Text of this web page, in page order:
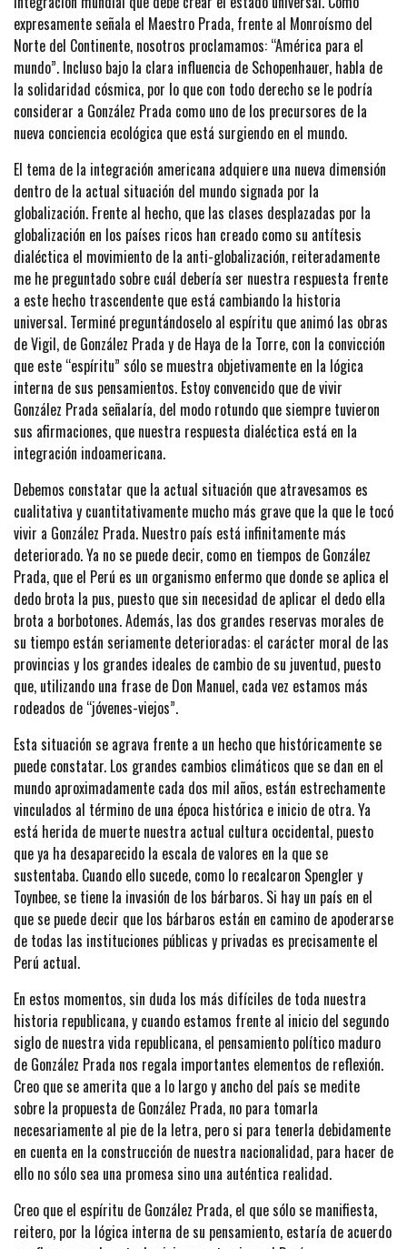
expresamente señala el Maestro Prada, frente al Monroísmo del
Norte del Continente, nosotros proclamamos: “América para el
mundo”. Incluso bajo la clara influencia de Schopenhauer, habla de
la solidaridad cósmica, por lo que con todo derecho se le podría
considerar a González Prada como uno de los precursores de la
nueva conciencia ecológica que está surgiendo en el mundo.
El tema de la integración americana adquiere una nueva dimensión
dentro de la actual situación del mundo signada por la
globalización. Frente al hecho, que las clases desplazadas por la
globalización en los países ricos han creado como su antítesis
dialéctica el movimiento de la anti-globalización, reiteradamente
me he preguntado sobre cuál debería ser nuestra respuesta frente
a este hecho trascendente que está cambiando la historia
universal. Terminé preguntándoselo al espíritu que animó las obras
de Vigil, de González Prada y de Haya de la Torre, con la convicción
que este “espíritu” sólo se muestra objetivamente en la lógica
interna de sus pensamientos. Estoy convencido que de vivir
González Prada señalaría, del modo rotundo que siempre tuvieron
sus afirmaciones, que nuestra respuesta dialéctica está en la
integración indoamericana.
Debemos constatar que la actual situación que atravesamos es
cualitativa y cuantitativamente mucho más grave que la que le tocó
vivir a González Prada. Nuestro país está infinitamente más
deteriorado. Ya no se puede decir, como en tiempos de González
Prada, que el Perú es un organismo enfermo que donde se aplica el
dedo brota la pus, puesto que sin necesidad de aplicar el dedo ella
brota a borbotones. Además, las dos grandes reservas morales de
su tiempo están seriamente deterioradas: el carácter moral de las
provincias y los grandes ideales de cambio de su juventud, puesto
que, utilizando una frase de Don Manuel, cada vez estamos más
rodeados de “jóvenes-viejos”.
Esta situación se agrava frente a un hecho que históricamente se
puede constatar. Los grandes cambios climáticos que se dan en el
mundo aproximadamente cada dos mil años, están estrechamente
vinculados al término de una época histórica e inicio de otra. Ya
está herida de muerte nuestra actual cultura occidental, puesto
que ya ha desaparecido la escala de valores en la que se
sustentaba. Cuando ello sucede, como lo recalcaron Spengler y
Toynbee, se tiene la invasión de los bárbaros. Si hay un país en el
que se puede decir que los bárbaros están en camino de apoderarse
de todas las instituciones públicas y privadas es precisamente el
Perú actual.
En estos momentos, sin duda los más difíciles de toda nuestra
historia republicana, y cuando estamos frente al inicio del segundo
siglo de nuestra vida republicana, el pensamiento político maduro
de González Prada nos regala importantes elementos de reflexión.
Creo que se amerita que a lo largo y ancho del país se medite
sobre la propuesta de González Prada, no para tomarla
necesariamente al pie de la letra, pero si para tenerla debidamente
en cuenta en la construcción de nuestra nacionalidad, para hacer de
ello no sólo sea una promesa sino una auténtica realidad.
Creo que el espíritu de González Prada, el que sólo se manifiesta,
reitero, por la lógica interna de su pensamiento, estaría de acuerdo